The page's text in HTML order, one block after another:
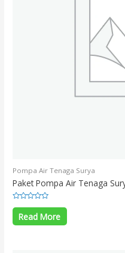
Pompa Air Tenaga Surya
Paket Pompa Air Tenaga
Rated
out
of
Read More